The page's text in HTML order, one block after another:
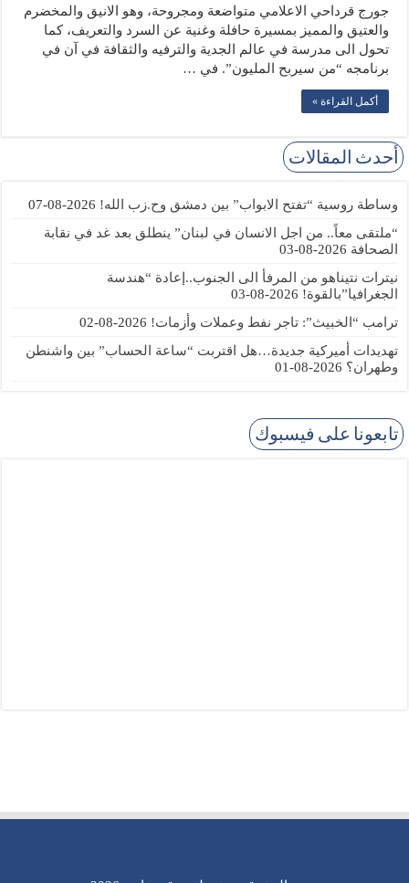
جورج قرداحي الاعلامي متواضعة ومجروحة، وهو الانيق والمخضرم
والعتيق والمميز بمسيرة حافلة وغنية عن السرد والتعريف، كما
تحول الى مدرسة في عالم الجدية والترفيه والثقافة في آن في
برنامجه “من سيربح المليون”. في …
أكمل القراءة »
أحدث المقالات
وساطة روسية “تفتح الابواب” بين دمشق وح.زب الله! 2026-08-07
“ملتقى معاً.. من اجل الانسان في لبنان” ينطلق بعد غد في نقابة
الصحافة 2026-08-03
نيترات نتيناهو من المرفأ الى الجنوب..إعادة “هندسة
الجغرافيا”بالقوة! 2026-08-03
ترامب “الخبيث”: تاجر نفط وعملات وأزمات! 2026-08-02
تهديدات أميركية جديدة…هل اقتربت “ساعة الحساب” بين واشنطن
وطهران؟ 2026-08-01
تابعونا على فيسبوك